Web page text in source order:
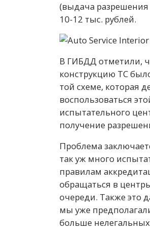
(выдача разрешения
10-12 тыс. рублей.
В ГИБДД отметили,
конструкцию ТС
той схеме, которая
воспользоваться
испытательного
получение
Проблема
так уж много
правилам
обращаться в
очереди. Также это
мы уже
больше